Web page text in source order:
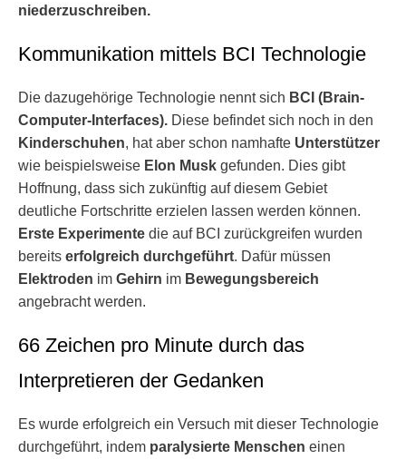
niederzuschreiben.
Kommunikation mittels BCI Technologie
Die dazugehörige Technologie nennt sich BCI (Brain-
Computer-Interfaces). Diese befindet sich noch in den
Kinderschuhen, hat aber schon namhafte Unterstützer
wie beispielsweise Elon Musk gefunden. Dies gibt
Hoffnung, dass sich zukünftig auf diesem Gebiet
deutliche Fortschritte erzielen lassen werden können.
Erste Experimente die auf BCI zurückgreifen wurden
bereits erfolgreich durchgeführt. Dafür müssen
Elektroden im Gehirn im Bewegungsbereich
angebracht werden.
66 Zeichen pro Minute durch das
Interpretieren der Gedanken
Es wurde erfolgreich ein Versuch mit dieser Technologie
durchgeführt, indem paralysierte Menschen einen